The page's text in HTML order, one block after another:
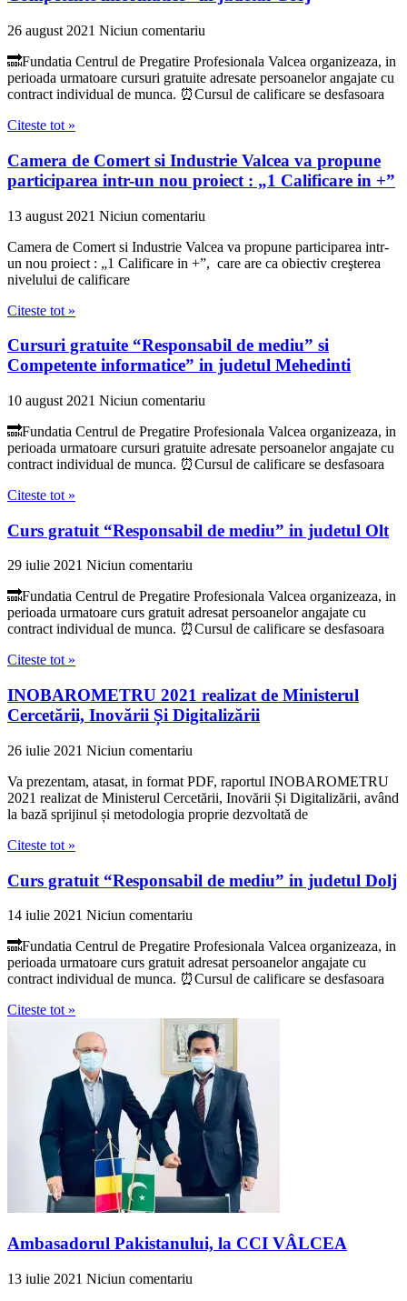
26 august 2021 Niciun comentariu
🔜Fundatia Centrul de Pregatire Profesionala Valcea organizeaza, in
perioada urmatoare cursuri gratuite adresate persoanelor angajate cu
contract individual de munca. ⏰Cursul de calificare se desfasoara
Citeste tot »
Camera de Comert si Industrie Valcea va propune
participarea intr-un nou proiect : „1 Calificare in +”
13 august 2021 Niciun comentariu
Camera de Comert si Industrie Valcea va propune participarea intr-
un nou proiect : „1 Calificare in +”, care are ca obiectiv creşterea
nivelului de calificare
Citeste tot »
Cursuri gratuite “Responsabil de mediu” si
Competente informatice” in judetul Mehedinti
10 august 2021 Niciun comentariu
🔜Fundatia Centrul de Pregatire Profesionala Valcea organizeaza, in
perioada urmatoare cursuri gratuite adresate persoanelor angajate cu
contract individual de munca. ⏰Cursul de calificare se desfasoara
Citeste tot »
Curs gratuit “Responsabil de mediu” in judetul Olt
29 iulie 2021 Niciun comentariu
🔜Fundatia Centrul de Pregatire Profesionala Valcea organizeaza, in
perioada urmatoare curs gratuit adresat persoanelor angajate cu
contract individual de munca. ⏰Cursul de calificare se desfasoara
Citeste tot »
INOBAROMETRU 2021 realizat de Ministerul
Cercetării, Inovării Și Digitalizării
26 iulie 2021 Niciun comentariu
Va prezentam, atasat, in format PDF, raportul INOBAROMETRU
2021 realizat de Ministerul Cercetării, Inovării Și Digitalizării, având
la bază sprijinul și metodologia proprie dezvoltată de
Citeste tot »
Curs gratuit “Responsabil de mediu” in judetul Dolj
14 iulie 2021 Niciun comentariu
🔜Fundatia Centrul de Pregatire Profesionala Valcea organizeaza, in
perioada urmatoare curs gratuit adresat persoanelor angajate cu
contract individual de munca. ⏰Cursul de calificare se desfasoara
Citeste tot »
Ambasadorul Pakistanului, la CCI VÂLCEA
13 iulie 2021 Niciun comentariu